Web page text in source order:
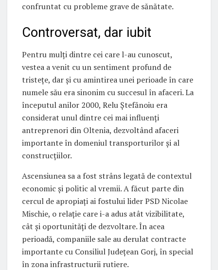
confruntat cu probleme grave de sănătate.
Controversat, dar iubit
Pentru mulți dintre cei care l-au cunoscut,
vestea a venit cu un sentiment profund de
tristețe, dar și cu amintirea unei perioade în care
numele său era sinonim cu succesul în afaceri. La
începutul anilor 2000, Relu Ștefănoiu era
considerat unul dintre cei mai influenți
antreprenori din Oltenia, dezvoltând afaceri
importante în domeniul transporturilor și al
construcțiilor.
Ascensiunea sa a fost strâns legată de contextul
economic și politic al vremii. A făcut parte din
cercul de apropiați ai fostului lider PSD Nicolae
Mischie, o relație care i-a adus atât vizibilitate,
cât și oportunități de dezvoltare. În acea
perioadă, companiile sale au derulat contracte
importante cu Consiliul Județean Gorj, în special
în zona infrastructurii rutiere.